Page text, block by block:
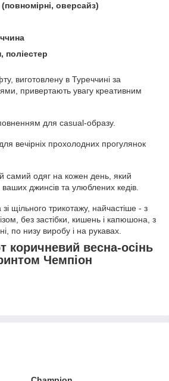
коричневий весна-осінь
Чемпіон
щільного трикотажу, найчастіше - з
без застібки, кишень і капюшона, з
по низу виробу і на рукавах.
самий одяг на кожен день, який
джинсів та улюблених кедів.
вечірніх прохолодних прогулянок
для casual-образу.
виготовлену в Туреччині за
привертають увагу креативним
(повномірні, оверсайз)
поліестер